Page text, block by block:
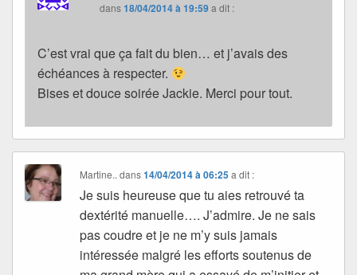
dans18/04/2014 à 19:59a dit :
C’est vrai que ça fait du bien… et j’avais des
échéances à respecter.
Bises et douce soirée Jackie. Merci pour tout.
Martine.. dans14/04/2014 à 06:25 a dit :
Je suis heureuse que tu aies retrouvé ta
dextérité manuelle…. J’admire. Je ne sais
pas coudre et je ne m’y suis jamais
intéressée malgré les efforts soutenus de